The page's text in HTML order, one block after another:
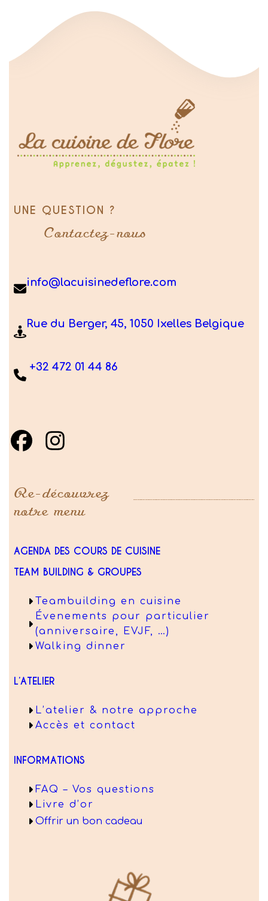
UNE QUESTION ?
Contactez-nous
info@lacuisinedeflore.com
Rue du Berger, 45, 1050 Ixelles Belgique
+32 472 01 44 86
Re-découvrez
notre menu
AGENDA DES COURS DE CUISINE
TEAM BUILDING & GROUPES
Teambuilding en cuisine
Évenements pour particulier
(anniversaire, EVJF, …)
Walking dinner
L’ATELIER
L’atelier & notre approche
Accès et contact
INFORMATIONS
FAQ – Vos questions
Livre d’or
Offrir un bon cadeau